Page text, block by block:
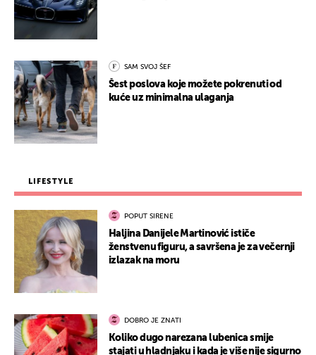
SAM SVOJ ŠEF
Šest poslova koje možete pokrenuti od
kuće uz minimalna ulaganja
LIFESTYLE
POPUT SIRENE
Haljina Danijele Martinović ističe
ženstvenu figuru, a savršena je za večernji
izlazak na moru
DOBRO JE ZNATI
Koliko dugo narezana lubenica smije
stajati u hladnjaku i kada je više nije sigurno